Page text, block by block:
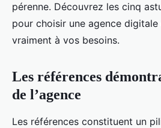
pérenne. Découvrez les cinq
pour choisir une agence
vraiment à vos besoins.
Les références
de l’agence
Les références constituent un